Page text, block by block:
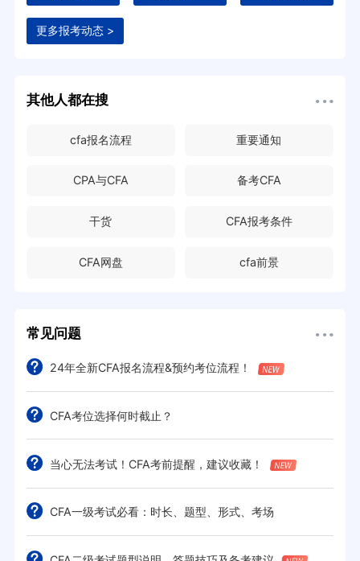
更多报考动态 >
其他人都在搜
cfa报名流程 重要通知
CPA与CFA 备考CFA
干货 CFA报考条件
CFA网盘 cfa前景
常见问题
24年全新CFA报名流程&预约考位流程！
CFA考位选择何时截止？
当心无法考试！CFA考前提醒，建议收藏！
CFA一级考试必看：时长、题型、形式、考场